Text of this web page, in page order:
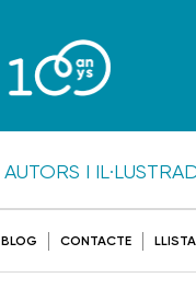
AUTORS I
BLOG CONTACTE